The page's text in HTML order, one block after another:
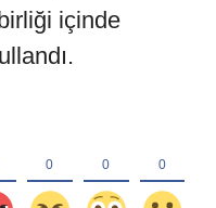
içinde